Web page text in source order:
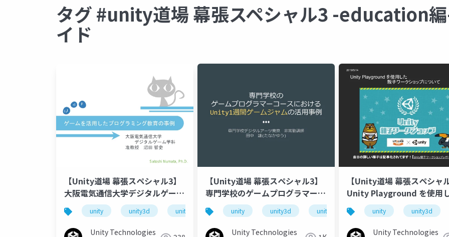
タグ #unity道場 幕張スペシャル3 -education
イド
【Unity道場 幕張スペシャル3】
大阪電気通信大学デジタルゲーム
学科における、ゲームを活用した
プログラミング教育の事例
unity unity3d unity道場 unitydojo unity道場 幕張スペシャル3 -education編-
Unity Technologies
【Unity道場 幕張スペシャル3】
専門学校のゲームプログラマーコ
ースにおけるUnity1週間ゲーム
ジャムの活用事例
unity unity3d unity道場 unitydojo unity道場
Unity Technologies
【Unity道場 幕張スペシャ
Unity Playground を使用
子ワークショップについて
unity unity3d
Unity Technologies